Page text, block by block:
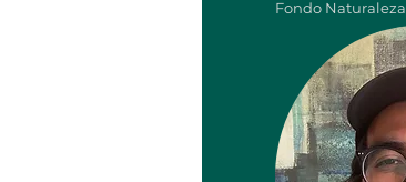
Fondo Naturaleza